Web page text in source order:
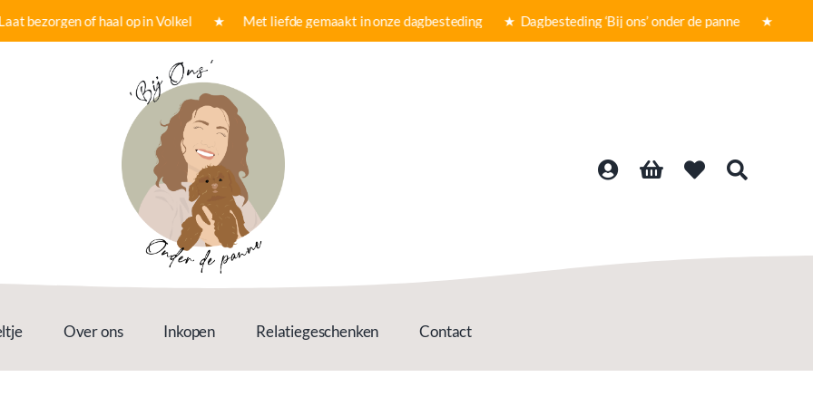
of haal op in Volkel ★ Met liefde gemaakt in onze dagbesteding ★ Dagbesteding ‘Bij ons’ onder de panne ★ Gratis
Over ons Inkopen Relatiegeschenken Contact